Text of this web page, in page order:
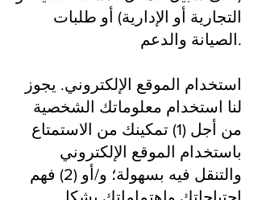
التجارية أو الإدارية) أو طلبات
الصيانة والدعم.
استخدام الموقع الإلكتروني. يجوز
لنا استخدام معلوماتك الشخصية
من أجل (1) تمكينك من الاستمتاع
باستخدام الموقع الإلكتروني
والتنقل فيه بسهولة؛ و/أو (2) فهم